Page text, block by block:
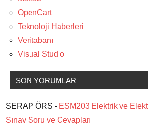
OpenCart
Teknoloji Haberleri
Veritabanı
Visual Studio
SON YORUMLAR
SERAP ÖRS - ESM203 Elektrik ve
Sınav Soru ve Cevapları